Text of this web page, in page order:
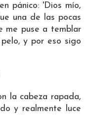
pánico: 'Dios mío,
una de las pocas
me puse a temblar
y por eso sigo
la cabeza rapada,
y realmente luce